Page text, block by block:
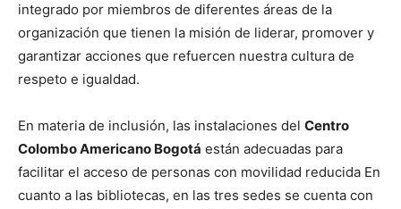
integrado por miembros de diferentes áreas de la
organización que tienen la misión de liderar, promover y
garantizar acciones que refuercen nuestra cultura de
respeto e igualdad.
En materia de inclusión, las instalaciones del Centro
Colombo Americano Bogotá están adecuadas para
facilitar el acceso de personas con movilidad reducida En
cuanto a las bibliotecas, en las tres sedes se cuenta con